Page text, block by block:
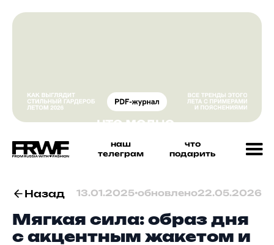
наш
телеграм
что
подарить
Назад 13.01.2025•обновлено22.05.2026
Мягкая сила: образ дня
с акцентным жакетом и